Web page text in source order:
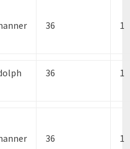
36 1
36 1
36 1